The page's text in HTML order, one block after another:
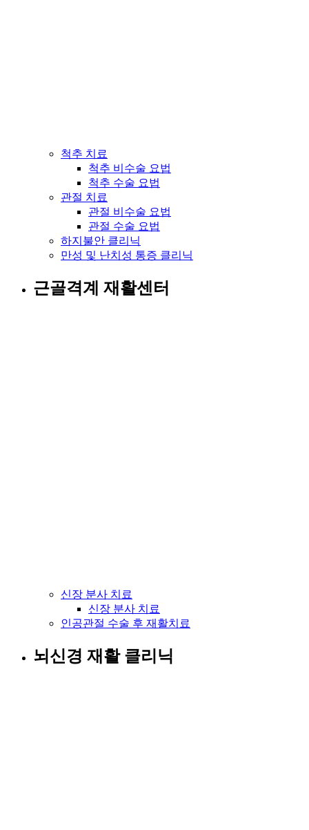
척추 치료
척추 비수술 요법
척추 수술 요법
관절 치료
관절 비수술 요법
관절 수술 요법
하지불안 클리닉
만성 및 난치성 통증 클리닉
근골격계 재활센터
신장 분사 치료
신장 분사 치료
인공관절 수술 후 재활치료
뇌신경 재활 클리닉